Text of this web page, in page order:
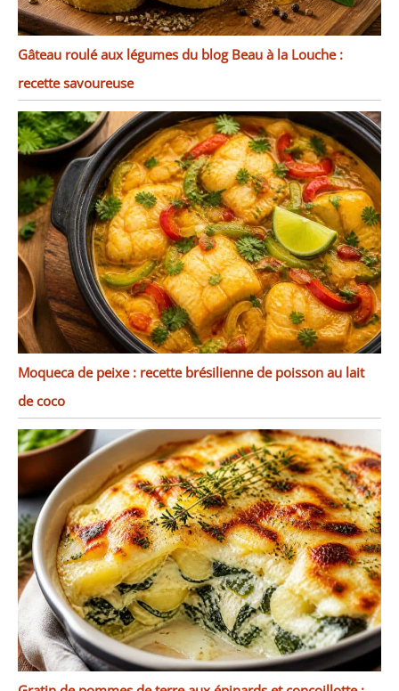
Gâteau roulé aux légumes du blog Beau à la Louche :
recette savoureuse
Moqueca de peixe : recette brésilienne de poisson au lait
de coco